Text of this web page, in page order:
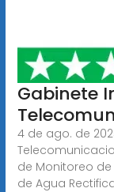
Gabinete
4 de ago. de
de Monitoreo
de Agua